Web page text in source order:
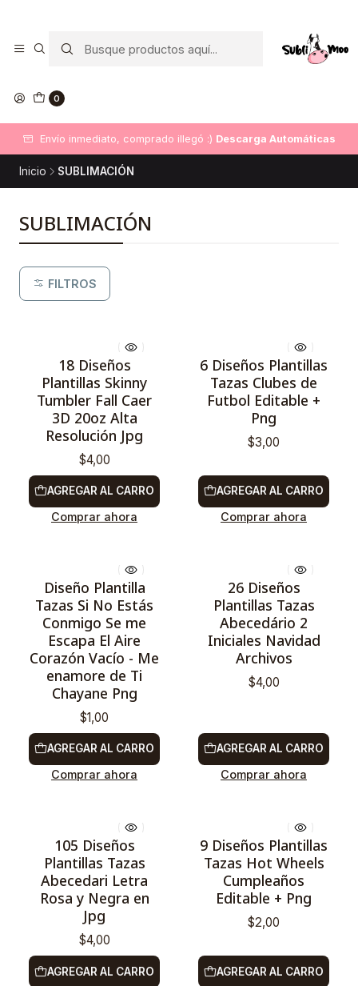
0
Envío inmediato, comprado illegó :) Descarga Automáticas
Inicio SUBLIMACIÓN
SUBLIMACIÓN
FILTROS
18 Diseños
Plantillas Skinny
Tumbler Fall Caer
3D 20oz Alta
Resolución Jpg
$4,00
AGREGAR AL CARRO
Comprar ahora
6 Diseños Plantillas
Tazas Clubes de
Futbol Editable +
Png
$3,00
AGREGAR AL CARRO
Comprar ahora
Diseño Plantilla
Tazas Si No Estás
Conmigo Se me
Escapa El Aire
Corazón Vacío - Me
enamore de Ti
Chayane Png
$1,00
AGREGAR AL CARRO
Comprar ahora
26 Diseños
Plantillas Tazas
Abecedário 2
Iniciales Navidad
Archivos
$4,00
AGREGAR AL CARRO
Comprar ahora
105 Diseños
Plantillas Tazas
Abecedari Letra
Rosa y Negra en
Jpg
$4,00
AGREGAR AL CARRO
9 Diseños Plantillas
Tazas Hot Wheels
Cumpleaños
Editable + Png
$2,00
AGREGAR AL CARRO